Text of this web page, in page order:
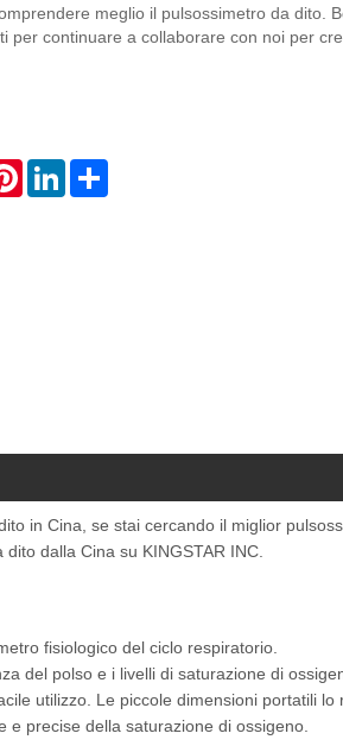
meglio il pulsossimetro da dito.
per continuare a collaborare con noi per
PinterestLinkedInShare
in Cina, se stai cercando il miglior
dalla Cina su KINGSTAR INC.
fisiologico del ciclo respiratorio.
del polso e i livelli di saturazione di
utilizzo. Le piccole dimensioni portatili lo
precise della saturazione di ossigeno.